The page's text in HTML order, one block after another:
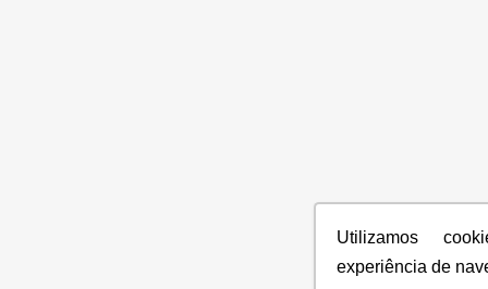
Utilizamos
experiência de